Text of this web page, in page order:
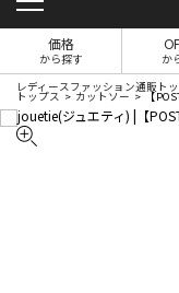
価格
から探す か
レディースファッション通販ト
トップス カットソー 【